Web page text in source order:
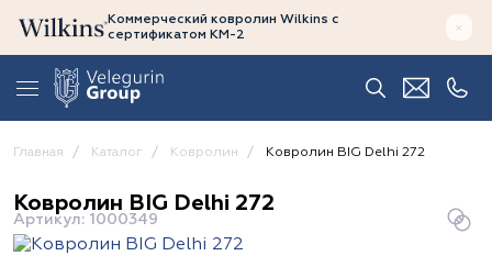
Коммерческий ковролин Wilkins с
сертификатом КМ-2
Главная Каталог Ковролин Ковролин BIG Delhi 272
Ковролин BIG Delhi 272
Артикул: 1000349